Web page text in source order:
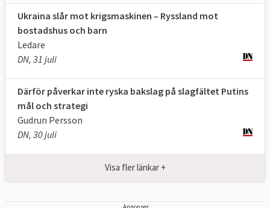
Ryssland angav som skäl till invasionen.
"Fullständig seger", twittrade Ukrainas
president Volodymyr Zelenskyj efter
beslutet,
Ukraina slår mot krigsmaskinen – Ryssland mot
bostadshus och barn
Ledare
DN, 31 juli
Därför påverkar inte ryska bakslag på slagfältet Putins
mål och strategi
Gudrun Persson
DN, 30 juli
Visa fler länkar +